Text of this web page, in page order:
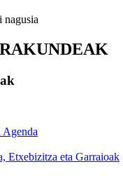
nagusia
Etxebizitza eta Garraioak